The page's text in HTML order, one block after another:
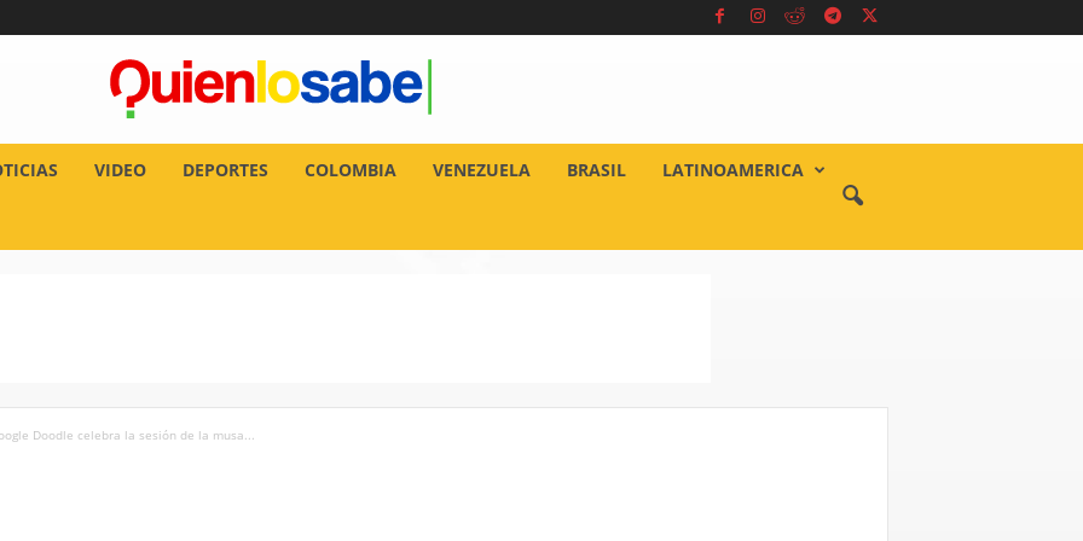
VIDEO DEPORTES COLOMBIA VENEZUELA BRASIL LATINOAMERICA
Doodle celebra la sesión de la musa...